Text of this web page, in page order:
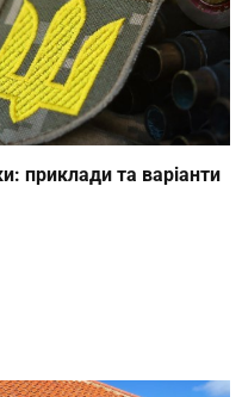
приклади та варіанти